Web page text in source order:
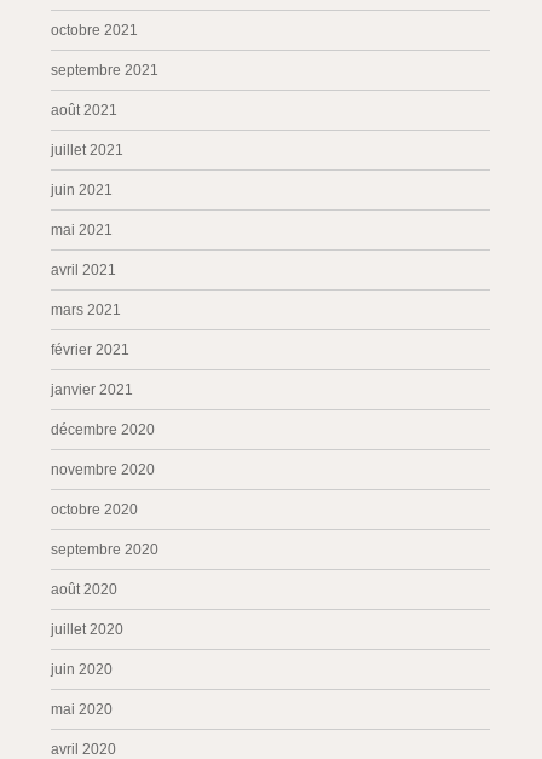
octobre 2021
septembre 2021
août 2021
juillet 2021
juin 2021
mai 2021
avril 2021
mars 2021
février 2021
janvier 2021
décembre 2020
novembre 2020
octobre 2020
septembre 2020
août 2020
juillet 2020
juin 2020
mai 2020
avril 2020